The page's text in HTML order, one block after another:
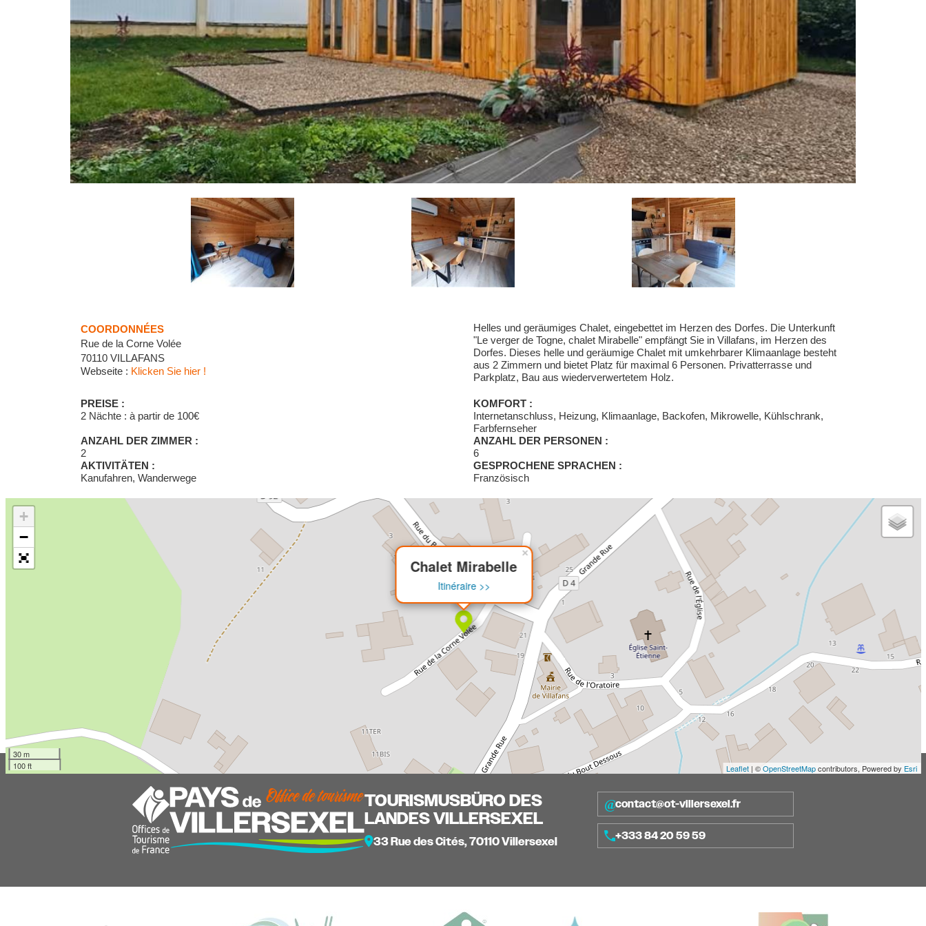
COORDONNÉES
Rue de la Corne Volée
70110 VILLAFANS
Webseite : Klicken Sie hier !
Helles und geräumiges Chalet, eingebettet im Herzen des Dorfes. Die Unterkunft
"Le verger de Togne, chalet Mirabelle" empfängt Sie in Villafans, im Herzen des
Dorfes. Dieses helle und geräumige Chalet mit umkehrbarer Klimaanlage besteht
aus 2 Zimmern und bietet Platz für maximal 6 Personen. Privatterrasse und
Parkplatz, Bau aus wiederverwertetem Holz.
PREISE :
2 Nächte : à partir de 100€
KOMFORT :
Internetanschluss, Heizung, Klimaanlage, Backofen, Mikrowelle, Kühlschrank,
Farbfernseher
ANZAHL DER ZIMMER :
2
ANZAHL DER PERSONEN :
6
AKTIVITÄTEN :
Kanufahren, Wanderwege
GESPROCHENE SPRACHEN :
Französisch
Chalet Mirabelle
Itinéraire >>
×
+
−
30 m
100 ft
Leaflet | ©OpenStreetMapcontributors, Powered by Esri
TOURISMUSBÜRO DES
LANDES VILLERSEXEL
33 Rue des Cités, 70110 Villersexel
contact@ot-villersexel.fr
+333 84 20 59 59